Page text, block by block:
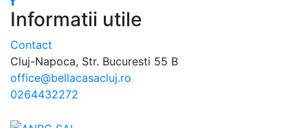
Informatii utile
Contact
Cluj-Napoca, Str. Bucuresti 55 B
office@bellacasacluj.ro
0264432272